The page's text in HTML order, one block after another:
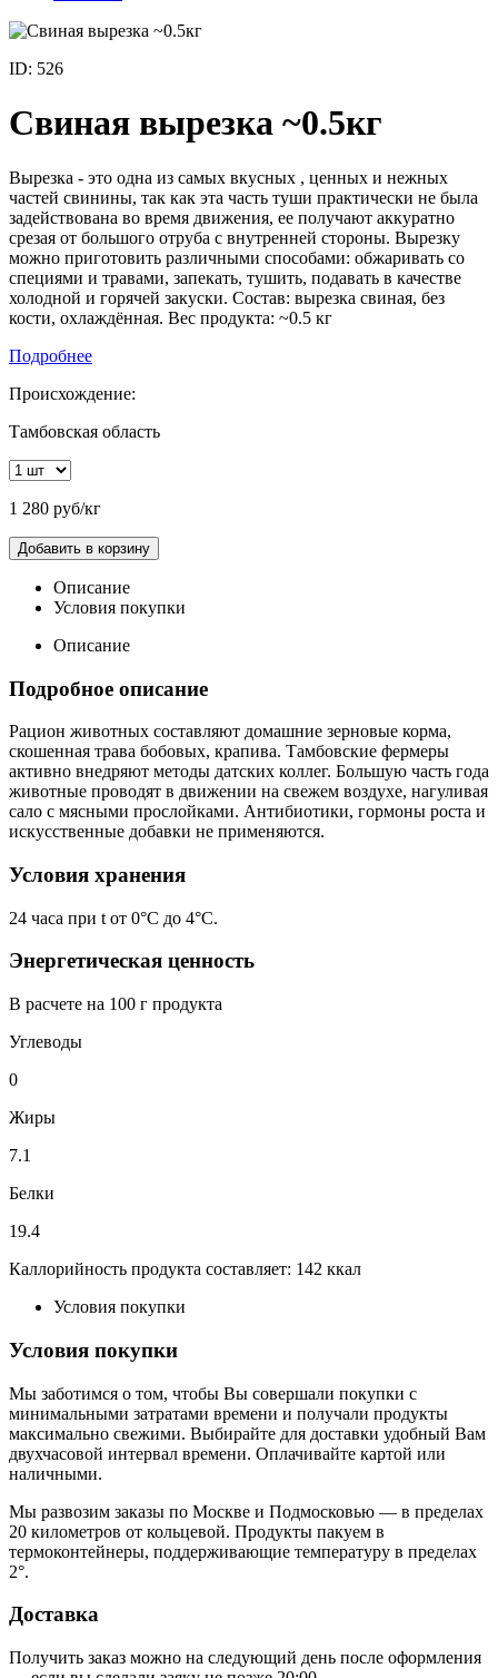
ID: 526
Свиная вырезка ~0.5кг
Вырезка - это одна из самых вкусных , ценных и нежных
частей свинины, так как эта часть туши практически не была
задействована во время движения, ее получают аккуратно
срезая от большого отруба с внутренней стороны. Вырезку
можно приготовить различными способами: обжаривать со
специями и травами, запекать, тушить, подавать в качестве
холодной и горячей закуски. Состав: вырезка свиная, без
кости, охлаждённая. Вес продукта: ~0.5 кг
Подробнее
Происхождение:
Тамбовская область
1 280 руб/кг
Добавить в корзину
Описание
Условия покупки
Описание
Подробное описание
Рацион животных составляют домашние зерновые корма,
скошенная трава бобовых, крапива. Тамбовские фермеры
активно внедряют методы датских коллег. Большую часть года
животные проводят в движении на свежем воздухе, нагуливая
сало с мясными прослойками. Антибиотики, гормоны роста и
искусственные добавки не применяются.
Условия хранения
24 часа при t от 0°С до 4°С.
Энергетическая ценность
В расчете на 100 г продукта
Углеводы
0
Жиры
7.1
Белки
19.4
Каллорийность продукта составляет: 142 ккал
Условия покупки
Условия покупки
Мы заботимся о том, чтобы Вы совершали покупки с
минимальными затратами времени и получали продукты
максимально свежими. Выбирайте для доставки удобный Вам
двухчасовой интервал времени. Оплачивайте картой или
наличными.
Мы развозим заказы по Москве и Подмосковью — в пределах
20 километров от кольцевой. Продукты пакуем в
термоконтейнеры, поддерживающие температуру в пределах
2°.
Доставка
Получить заказ можно на следующий день после оформления